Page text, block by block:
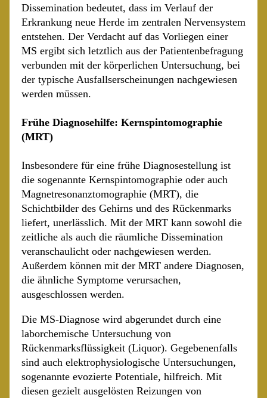
Dissemination bedeutet, dass im Verlauf der
Erkrankung neue Herde im zentralen Nervensystem
entstehen. Der Verdacht auf das Vorliegen einer
MS ergibt sich letztlich aus der Patientenbefragung
verbunden mit der körperlichen Untersuchung, bei
der typische Ausfallserscheinungen nachgewiesen
werden müssen.
Frühe Diagnosehilfe: Kernspintomographie
(MRT)
Insbesondere für eine frühe Diagnosestellung ist
die sogenannte Kernspintomographie oder auch
Magnetresonanztomographie (MRT), die
Schichtbilder des Gehirns und des Rückenmarks
liefert, unerlässlich. Mit der MRT kann sowohl die
zeitliche als auch die räumliche Dissemination
veranschaulicht oder nachgewiesen werden.
Außerdem können mit der MRT andere Diagnosen,
die ähnliche Symptome verursachen,
ausgeschlossen werden.
Die MS-Diagnose wird abgerundet durch eine
laborchemische Untersuchung von
Rückenmarksflüssigkeit (Liquor). Gegebenenfalls
sind auch elektrophysiologische Untersuchungen,
sogenannte evozierte Potentiale, hilfreich. Mit
diesen gezielt ausgelösten Reizungen von